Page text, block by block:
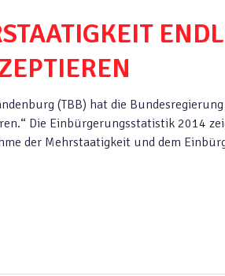
(TBB) hat die
Die Einbürgerungsstatistik 2014
der Mehrstaatigkeit und dem